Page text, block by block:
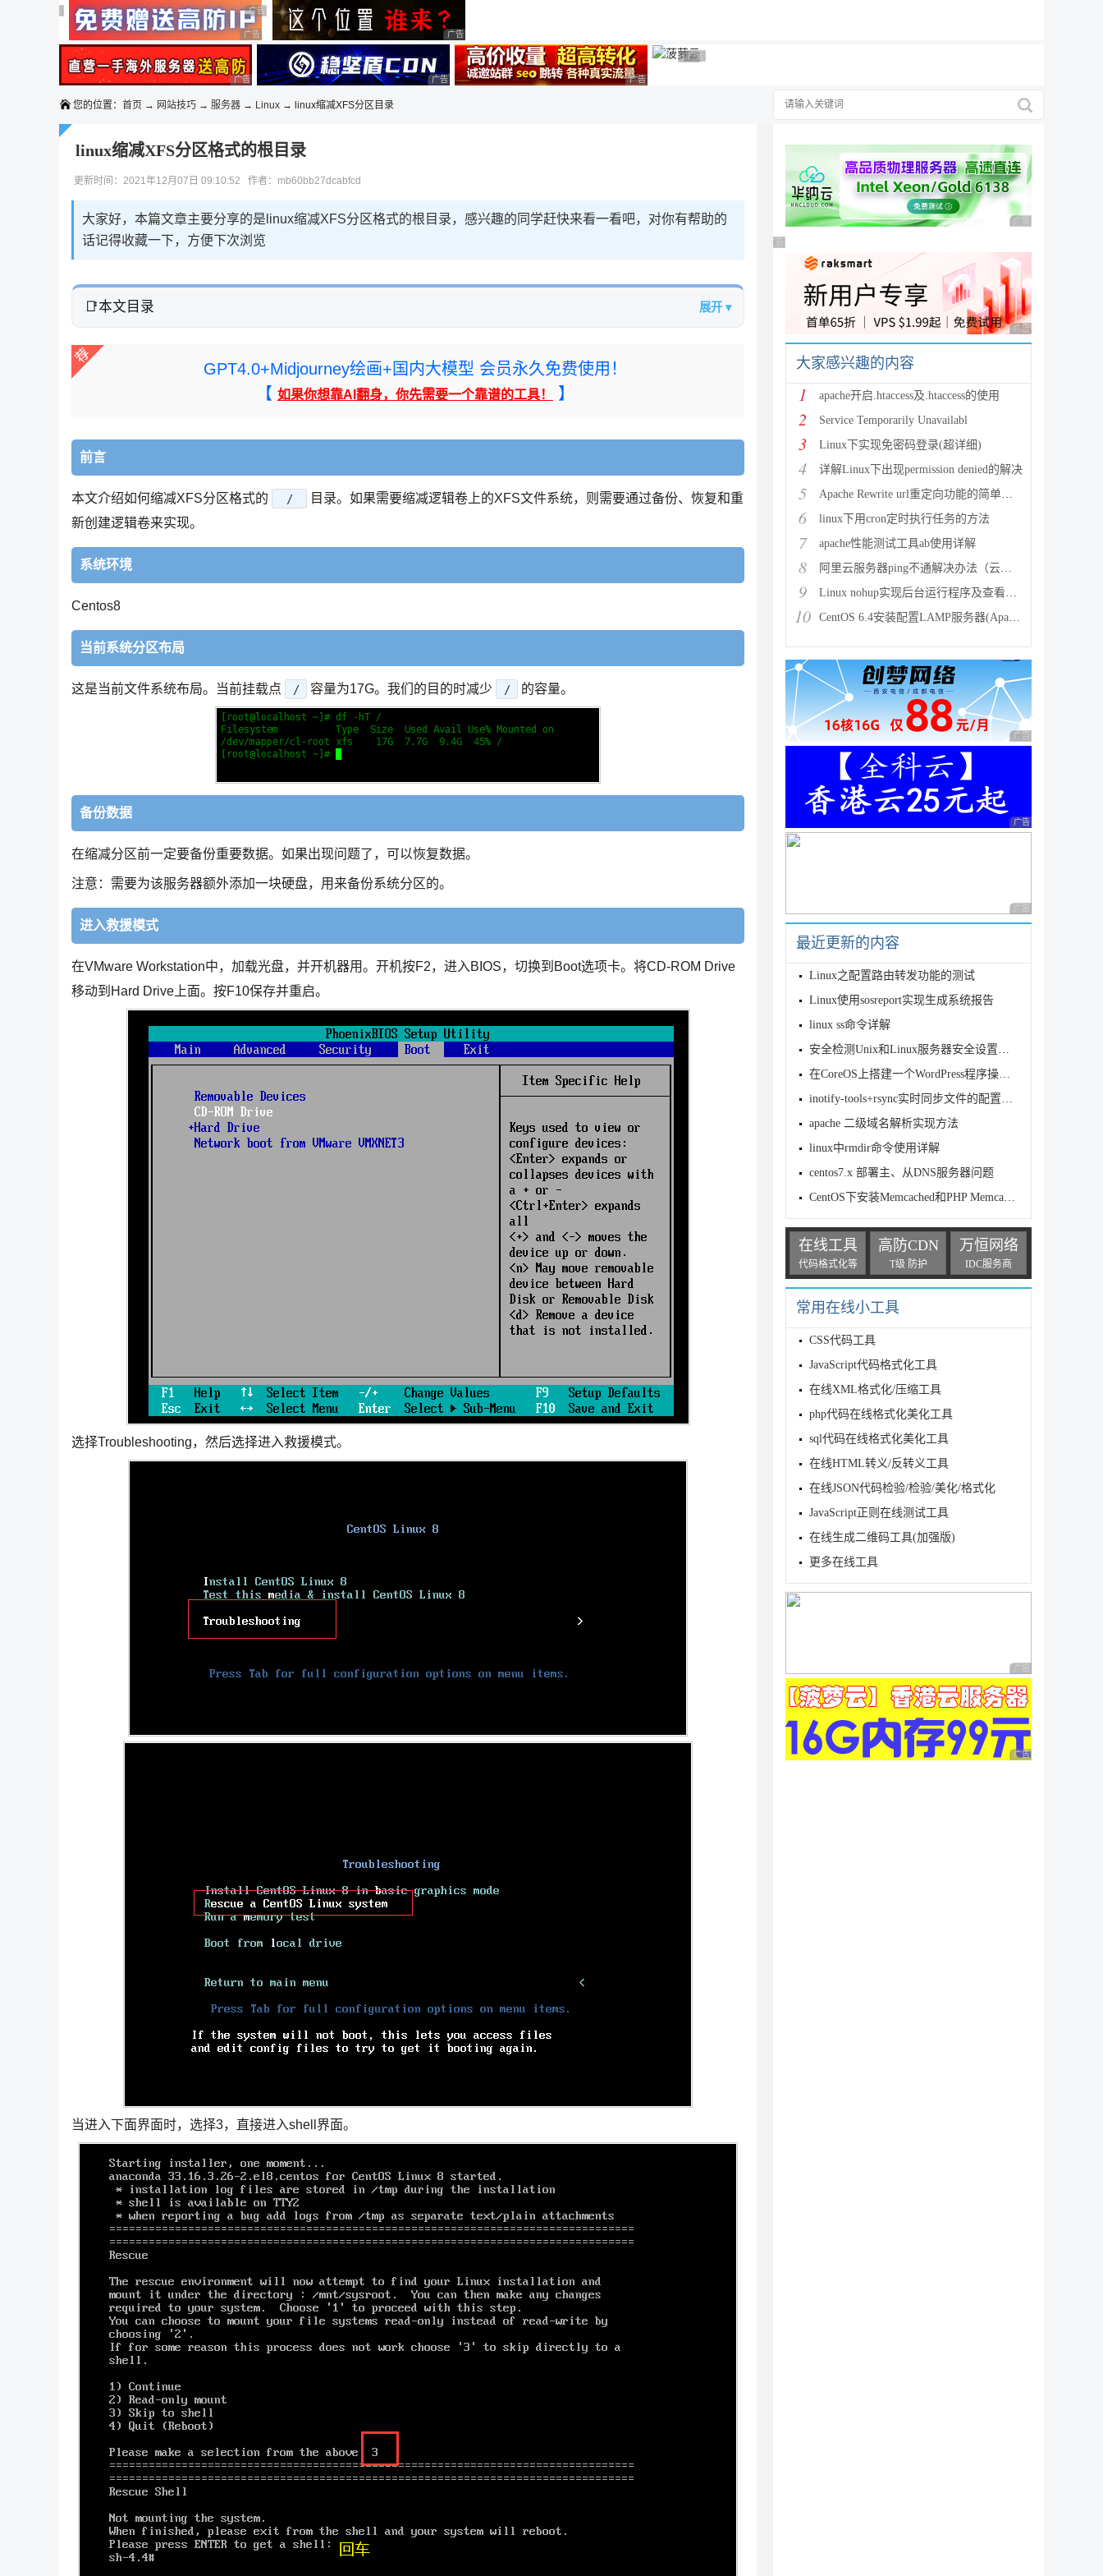
广告 商业广告，理性选择
广告 商业广告，理性选择
广告 商业广告，理性选择
广告 商业广告，理性选择
广告 商业广告，理性选择
广告 商业广告，理性选择 广告 商业广告，理性选择 广告 商业广告，理性选择
广告 商业广告，理性选择
广告 商业广告，理性选择
您的位置： 首页 → 网站技巧 → 服务器 → Linux → linux缩减XFS分区目录
linux缩减XFS分区格式的根目录
更新时间：2021年12月07日 09:10:52 作者：mb60bb27dcabfcd
大家好，本篇文章主要分享的是linux缩减XFS分区格式的根目录，感兴趣的同学赶快来看一看吧，对你有帮助的
话记得收藏一下，方便下次浏览
本文目录 展开 ▾
GPT4.0+Midjourney绘画+国内大模型 会员永久免费使用！
【 如果你想靠AI翻身，你先需要一个靠谱的工具！ 】
前言
本文介绍如何缩减XFS分区格式的​ ​ / ​
​​目录。如果需要缩减逻辑卷上的XFS文件系统，则需要通过备份、恢复和重
新创建逻辑卷来实现。
系统环境
​​Centos​​8
当前系统分区布局
这是当前文件系统布局。当前挂载点 / 容量为17G。我们的目的时减少 / 的容量。
备份数据
在缩减分区前一定要备份重要数据。如果出现问题了，可以恢复数据。
注意：需要为该服务器额外添加一块硬盘，用来备份系统分区的。
进入救援模式
在VMware Workstation中，加载光盘，并开机器用。开机按F2，进入BIOS，切换到Boot选项卡。将CD-ROM Drive
移动到Hard Drive上面。按F10保存并重启。
选择Troubleshooting，然后选择进入救援模式。
当进入下面界面时，选择3，直接进入shell界面。
广告 商业广告，理性
广告 商业广告，理性选择
广告 商业广告，理性
大家感兴趣的内容
1 apache开启.htaccess及.htaccess的使用
2 Service Temporarily Unavailabl
3 Linux下实现免密码登录(超详细)
4 详解Linux下出现permission denied的解决
5 Apache Rewrite url重定向功能的简单配置
6 linux下用cron定时执行任务的方法
7 apache性能测试工具ab使用详解
8 阿里云服务器ping不通解决办法（云服务器搭建完环境访问不了
9 Linux nohup实现后台运行程序及查看（nohup与&
10 CentOS 6.4安装配置LAMP服务器(Apache+P
广告 商业广告，理性
广告 商业广告，理性
广告 商业广告，理性
最近更新的内容
Linux之配置路由转发功能的测试
Linux使用sosreport实现生成系统报告
linux ss命令详解
安全检测Unix和Linux服务器安全设置入门精讲
在CoreOS上搭建一个WordPress程序操作实例
inotify-tools+rsync实时同步文件的配置方法
apache 二级域名解析实现方法
linux中rmdir命令使用详解
centos7.x 部署主、从DNS服务器问题
CentOS下安装Memcached和PHP Memcached扩展
在线工具
代码格式化等
高防CDN
T级 防护
万恒网络
IDC服务商
常用在线小工具
CSS代码工具
JavaScript代码格式化工具
在线XML格式化/压缩工具
php代码在线格式化美化工具
sql代码在线格式化美化工具
在线HTML转义/反转义工具
在线JSON代码检验/检验/美化/格式化
JavaScript正则在线测试工具
在线生成二维码工具(加强版)
更多在线工具
广告 商业广告，理性
广告 商业广告，理性